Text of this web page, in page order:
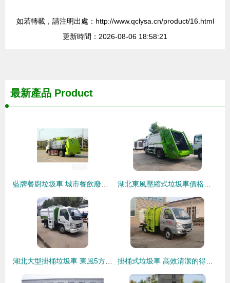
如若轉載，請注明出處：http://www.qclysa.cn/product/16.html
更新時間：2026-08-06 18:58:21
最新產品 Product